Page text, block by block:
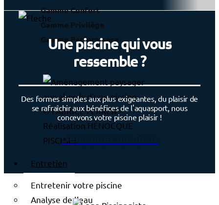
Gamme Confort
Gamme Privilège
Gamme Performance
© FABRICE FERRER –
Réalisation HÉNOCQUE
PISCINES
Entretien
Entretenir votre piscine
Analyse de l’eau
Une piscine qui vous
ressemble ?
Des formes simples aux plus exigeantes, du plaisir de
se rafraîchir aux bénéfices de l'aquasport, nous
concevons votre piscine plaisir !
Demander un devis